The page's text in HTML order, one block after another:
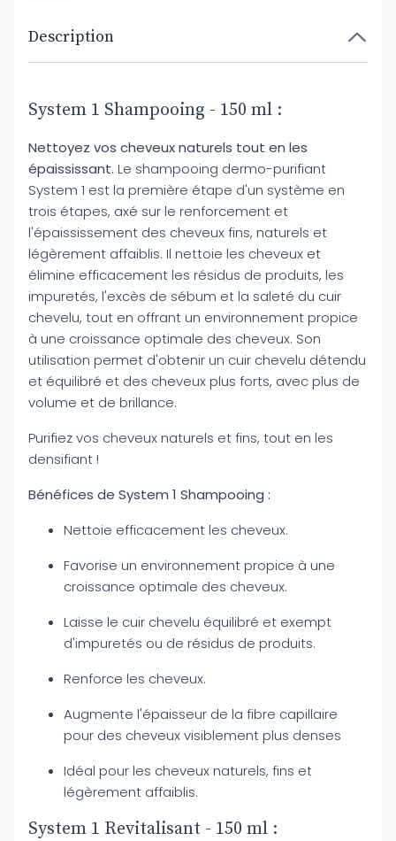
Description
System 1 Shampooing - 150 ml :
Nettoyez vos cheveux naturels tout en les
épaississant. Le shampooing dermo-purifiant
System 1 est la première étape d'un système en
trois étapes, axé sur le renforcement et
l'épaississement des cheveux fins, naturels et
légèrement affaiblis. Il nettoie les cheveux et
élimine efficacement les résidus de produits, les
impuretés, l'excès de sébum et la saleté du cuir
chevelu, tout en offrant un environnement propice
à une croissance optimale des cheveux. Son
utilisation permet d'obtenir un cuir chevelu détendu
et équilibré et des cheveux plus forts, avec plus de
volume et de brillance.
Purifiez vos cheveux naturels et fins, tout en les
densifiant !
Bénéfices de System 1 Shampooing :
Nettoie efficacement les cheveux.
Favorise un environnement propice à une
croissance optimale des cheveux.
Laisse le cuir chevelu équilibré et exempt
d'impuretés ou de résidus de produits.
Renforce les cheveux.
Augmente l'épaisseur de la fibre capillaire
pour des cheveux visiblement plus denses
Idéal pour les cheveux naturels, fins et
légèrement affaiblis.
System 1 Revitalisant - 150 ml :